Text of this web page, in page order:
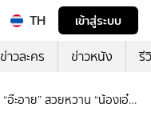
TH
เข้าสู่ระบบ
ข่าวละคร ข่าวหนัง รี
“อ๊ะอาย” สวยหวาน “น้องเอ๋ย